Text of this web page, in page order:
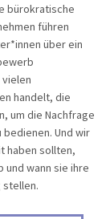
bürokratische
führen
über ein
handelt, die
um die Nachfrage
Und wir
haben sollten,
wann sie ihre
stellen.